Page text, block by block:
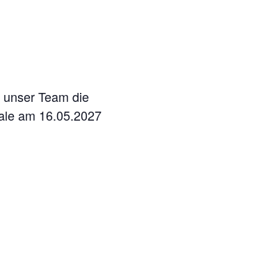
Team die
am 16.05.2027